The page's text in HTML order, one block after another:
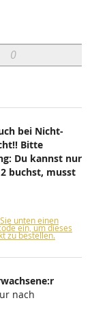
bei Nicht-
Bitte
Du kannst nur
buchst, musst
unten einen
ein, um dieses
zu bestellen.
nach